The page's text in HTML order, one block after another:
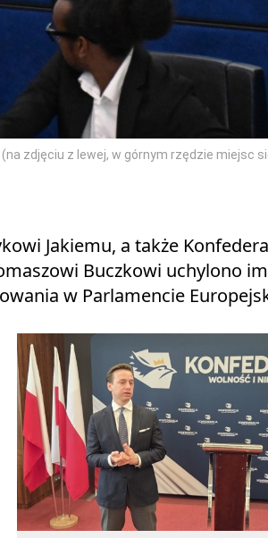
zdjęciu z lewej, w górnym rzędzie miejsc
Jakiemu, a także
Buczkowi uchylono
w Parlamencie